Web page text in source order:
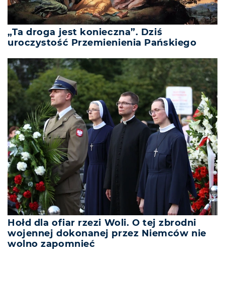
„Ta droga jest konieczna”. Dziś
uroczystość Przemienienia Pańskiego
Hołd dla ofiar rzezi Woli. O tej zbrodni
wojennej dokonanej przez Niemców nie
wolno zapomnieć